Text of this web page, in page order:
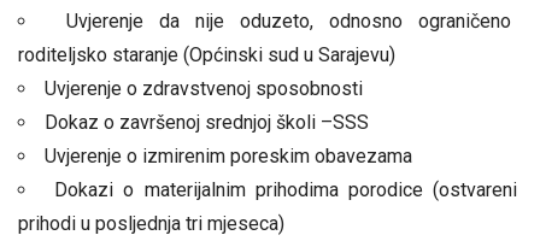
Uvjerenje da nije oduzeto, odnosno ograničeno
roditeljsko staranje (Općinski sud u Sarajevu)
Uvjerenje o zdravstvenoj sposobnosti
Dokaz o završenoj srednjoj školi –SSS
Uvjerenje o izmirenim poreskim obavezama
Dokazi o materijalnim prihodima porodice (ostvareni
prihodi u posljednja tri mjeseca)